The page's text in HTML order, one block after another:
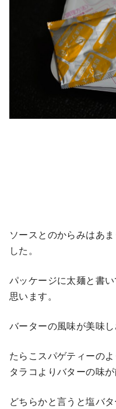
ソースとのからみはあ
した。
パッケージに太麺と書
思います。
バーターの風味が美味
たらこスパゲティーの
タラコよりバターの味が
どちらかと言うと塩バ